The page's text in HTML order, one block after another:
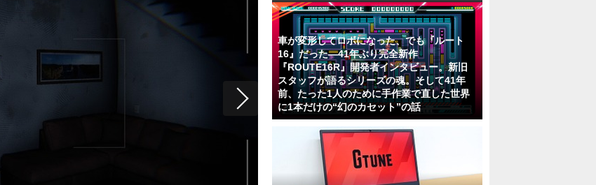
車が変形してロボになった、でも『ルート
16』だった―41年ぶり完全新作
『ROUTE16R』開発者インタビュー。新旧
スタッフが語るシリーズの魂。そして41年
前、たった1人のために手作業で直した世界
に1本だけの“幻のカセット”の話